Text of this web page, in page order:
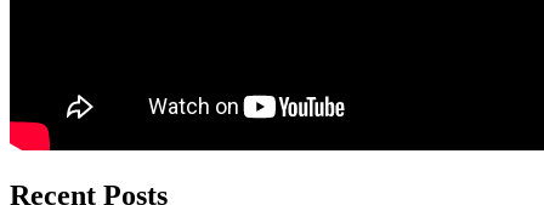
Recent Posts